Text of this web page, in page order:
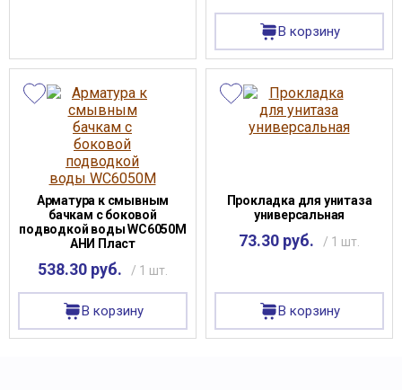
В корзину
Арматура к смывным
бачкам с боковой
подводкой воды WC6050М
АНИ Пласт
538.30 руб. / 1 шт.
В корзину
Прокладка для унитаза
универсальная
73.30 руб. / 1 шт.
В корзину